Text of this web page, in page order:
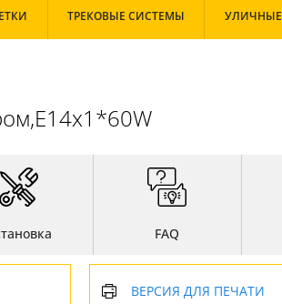
ТРЕКОВЫЕ СИСТЕМЫ УЛИЧНЫЕ
FAQ
ВЕРСИЯ ДЛЯ ПЕЧАТИ